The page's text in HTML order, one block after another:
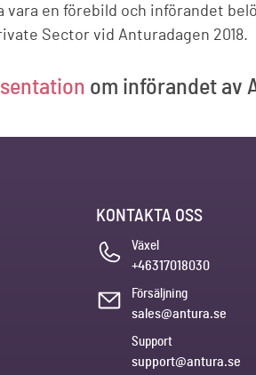
vara en förebild och införandet
Sector vid Anturadagen 2018.
om införandet av
KONTAKTA OSS
Växel
+46317018030
Försäljning
sales@antura.se
Support
support@antura.se